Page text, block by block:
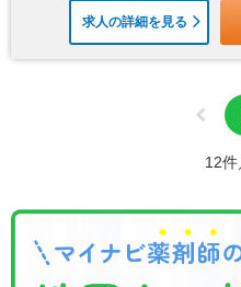
求人の詳細を見る
12